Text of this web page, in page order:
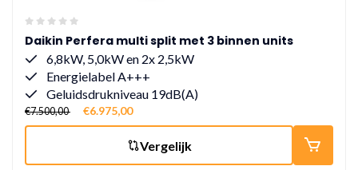
Daikin Perfera multi split met 3 binnen units
6,8kW, 5,0kW en 2x 2,5kW
Energielabel A+++
Geluidsdrukniveau 19dB(A)
€7.500,00 €6.975,00
Vergelijk